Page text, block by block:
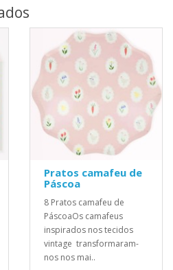
Pratos camafeu de
Páscoa
8 Pratos camafeu de
PáscoaOs camafeus
inspirados nos tecidos
vintage transformaram-
nos nos mai..